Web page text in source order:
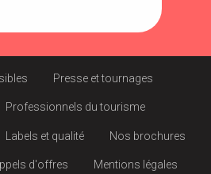
Presse et tournages
Professionnels du tourisme
Labels et qualité Nos brochures
d'offres Mentions légales